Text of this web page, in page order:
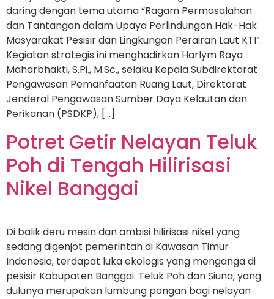
daring dengan tema utama “Ragam Permasalahan
dan Tantangan dalam Upaya Perlindungan Hak-Hak
Masyarakat Pesisir dan Lingkungan Perairan Laut KTI”.
Kegiatan strategis ini menghadirkan Harlym Raya
Maharbhakti, S.Pi., M.Sc., selaku Kepala Subdirektorat
Pengawasan Pemanfaatan Ruang Laut, Direktorat
Jenderal Pengawasan Sumber Daya Kelautan dan
Perikanan (PSDKP), […]
Potret Getir Nelayan Teluk
Poh di Tengah Hilirisasi
Nikel Banggai
Di balik deru mesin dan ambisi hilirisasi nikel yang
sedang digenjot pemerintah di Kawasan Timur
Indonesia, terdapat luka ekologis yang menganga di
pesisir Kabupaten Banggai. Teluk Poh dan Siuna, yang
dulunya merupakan lumbung pangan bagi nelayan